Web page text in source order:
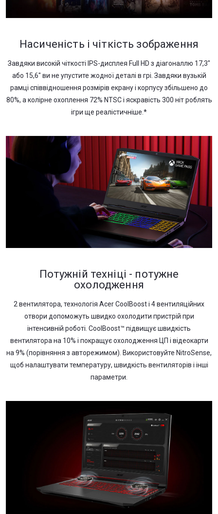
Насиченість і чіткість зображення
Завдяки високій чіткості IPS-дисплея Full HD з діагоналлю 17,3"
або 15,6" ви не упустите жодної деталі в грі. Завдяки вузькій
рамці співвідношення розмірів екрану і корпусу збільшено до
80%, а колірне охоплення 72% NTSC і яскравість 300 ніт роблять
ігри ще реалістичніше.*
Потужній техніці - потужне
охолодження
2 вентилятора, технологія Acer CoolBoost і 4 вентиляційних
отвори допоможуть швидко охолодити пристрій при
інтенсивній роботі. CoolBoost™ підвищує швидкість
вентилятора на 10% і покращує охолодження ЦП і відеокарти
на 9% (порівняння з авторежимом). Використовуйте NitroSense,
щоб налаштувати температуру, швидкість вентиляторів і інші
параметри.